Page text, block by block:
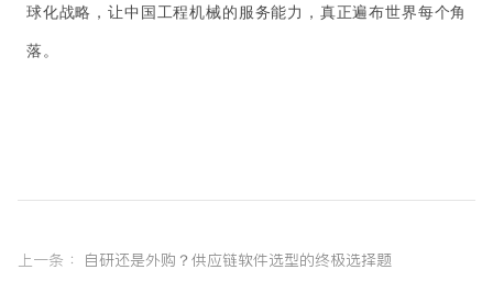
球化战略，让中国工程机械的服务能力，真正遍布世界每个角
落。
上一条 ： 自研还是外购？供应链软件选型的终极选择题